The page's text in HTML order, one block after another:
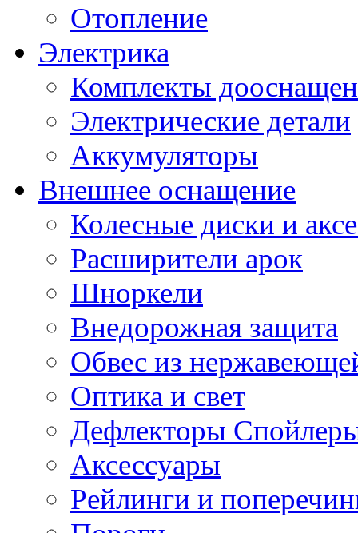
Отопление
Электрика
Комплекты
Электрические детали
Аккумуляторы
Внешнее оснащение
Колесные диски и
Расширители арок
Шноркели
Внедорожная защита
Обвес из
Оптика и свет
Дефлекторы
Аксессуары
Рейлинги и